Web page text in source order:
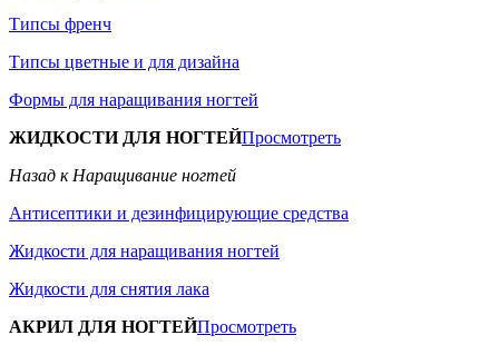
Типсы френч
Типсы цветные и для дизайна
Формы для наращивания ногтей
ЖИДКОСТИ ДЛЯ НОГТЕЙПросмотреть
Назад к Наращивание ногтей
Антисептики и дезинфицирующие средства
Жидкости для наращивания ногтей
Жидкости для снятия лака
АКРИЛ ДЛЯ НОГТЕЙПросмотреть